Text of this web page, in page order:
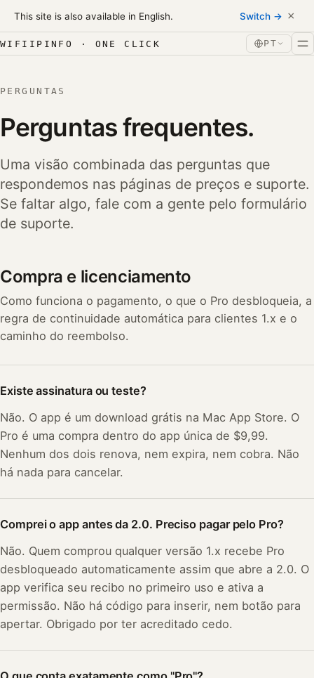
This site is also available in English. Switch → ×
Ir para o conteúdo
WIFIIPINFO · ONE CLICK PT
PERGUNTAS
Perguntas frequentes.
Uma visão combinada das perguntas que
respondemos nas páginas de preços e suporte.
Se faltar algo, fale com a gente pelo formulário
de suporte.
Compra e licenciamento
Como funciona o pagamento, o que o Pro desbloqueia, a
regra de continuidade automática para clientes 1.x e o
caminho do reembolso.
Existe assinatura ou teste?
Não. O app é um download grátis na Mac App Store. O
Pro é uma compra dentro do app única de $9,99.
Nenhum dos dois renova, nem expira, nem cobra. Não
há nada para cancelar.
Comprei o app antes da 2.0. Preciso pagar pelo Pro?
Não. Quem comprou qualquer versão 1.x recebe Pro
desbloqueado automaticamente assim que abre a 2.0. O
app verifica seu recibo no primeiro uso e ativa a
permissão. Não há código para inserir, nem botão para
apertar. Obrigado por ter acreditado cedo.